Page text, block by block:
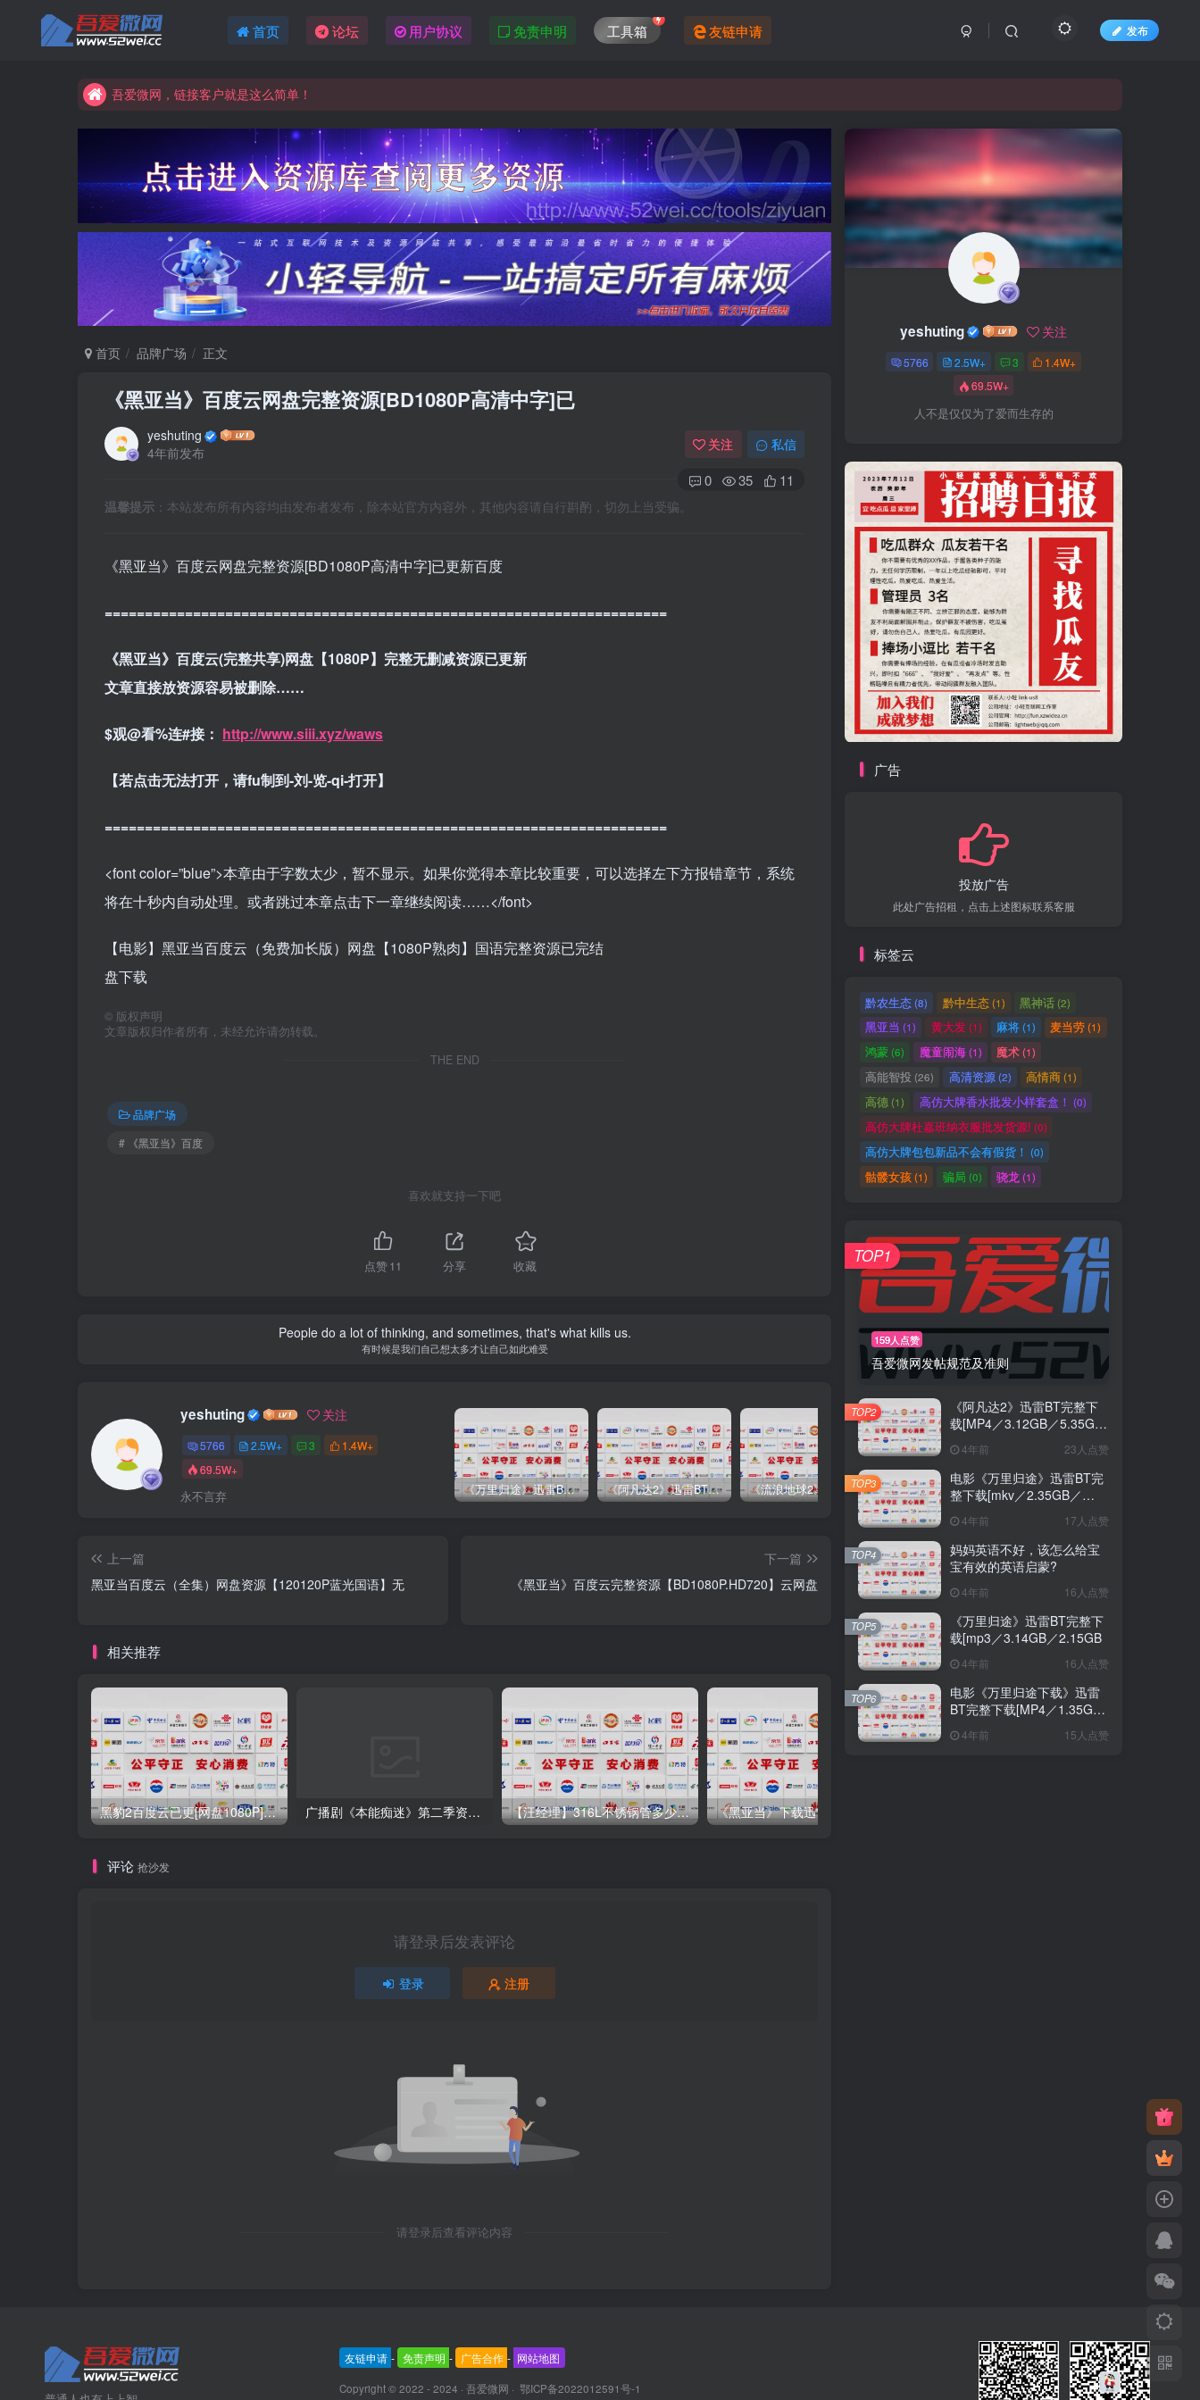
首页 论坛 用户协议 免责申明 工具箱 友链申请 发布
吾爱微网，链接客户就是这么简单！
吾爱微网，链接客户就是这么简单！
吾爱微网，让你的知识快速变现！
首页 品牌广场 正文
《黑亚当》百度云网盘完整资源[BD1080P高清中字]已
yeshuting
4年前发布
关注 私信
0 35 11
温馨提示 ：本站发布所有内容均由发布者发布，除本站官方内容外，其他内容请自行斟酌，切勿上当受骗。
《黑亚当》百度云网盘完整资源[BD1080P高清中字]已更新百度
======================================================================
《黑亚当》百度云(完整共享)网盘【1080P】完整无删减资源已更新
文章直接放资源容易被删除……
$观@看%连#接： http://www.siii.xyz/waws
【若点击无法打开，请fu制到-刘-览-qi-打开】
======================================================================
<font color=”blue”>本章由于字数太少，暂不显示。如果你觉得本章比较重要，可以选择左下方报错章节，系统
将在十秒内自动处理。或者跳过本章点击下一章继续阅读……</font>
【电影】黑亚当百度云（免费加长版）网盘【1080P熟肉】国语完整资源已完结
盘下载
© 版权声明
文章版权归作者所有，未经允许请勿转载。
THE END
品牌广场
# 《黑亚当》百度
喜欢就支持一下吧
点赞11 分享 收藏
People do a lot of thinking, and sometimes, that's what kills us.
有时候是我们自己想太多才让自己如此难受
yeshuting 关注
5766 2.5W+ 3
1.4W+
69.5W+
永不言弃 《万里归途》迅雷BT完整下载[mp3／3.14GB／2.15GB 《阿凡达2》迅雷BT完整下载[MP4／3.12GB／5.35GB]中 《流浪地球2》迅雷BT磁力下载[1.12GB／2.36GB／MKV]中 电影《万里归途》迅雷BT完整下载[mkv／2.35GB／3.68GB] 蓝光
上一篇
黑亚当百度云（全集）网盘资源【120120P蓝光国语】无
下一篇
《黑亚当》百度云完整资源【BD1080P.HD720】云网盘
相关推荐
黑豹2百度云已更[网盘1080P]完整无删减资源下载百度云网盘下载 广播剧《本能痴迷》第二季资源合集mp3音频打包网盘在线免费听 【汪经理】316L不锈钢管多少钱一吨18861516517
评论 抢沙发
请登录后发表评论
登录 注册
请登录后查看评论内容
yeshuting 关注
5766 2.5W+ 3
1.4W+
69.5W+
人不是仅仅为了爱而生存的
广告
投放广告
此处广告招租，点击上述图标联系客服
标签云
黔农生态(8) 黔中生态(1) 黑神话(2)
黑亚当 (1) 黄大发(1) 麻将(1) 麦当劳(1)
鸿蒙(6) 魔童闹海(1) 魔术(1)
高能智投 (26) 高清资源(2) 高情商(1)
高德 (1) 高仿大牌香水批发小样套盒！ (0)
高仿大牌杜嘉班纳衣服批发货源! (0)
高仿大牌包包新品不会有假货！ (0)
骷髅女孩(1) 骗局 (0) 骁龙(1)
159人点赞
吾爱微网发帖规范及准则
TOP1
《阿凡达2》迅雷BT完整下
载[MP4／3.12GB／5.35GB]
4年前 23人点赞
TOP2
电影《万里归途》迅雷BT完
整下载[mkv／2.35GB／
4年前 17人点赞
TOP3
妈妈英语不好，该怎么给宝
宝有效的英语启蒙?
4年前 16人点赞
TOP4
《万里归途》迅雷BT完整下
载[mp3／3.14GB／2.15GB
4年前 16人点赞
TOP5
电影《万里归途下载》迅雷
BT完整下载[MP4／1.35GB
／1.28GB
4年前 15人点赞
TOP6
友链申请 - 免责声明 - 广告合作 - 网站地图
Copyright © 2022 - 2024 · 吾爱微网 · 鄂ICP备2022012591号-1